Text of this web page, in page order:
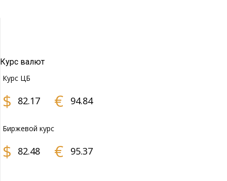
Курс валют
Курс ЦБ
$ 82.17 € 94.84
Биржевой курс
$ 82.48 € 95.37